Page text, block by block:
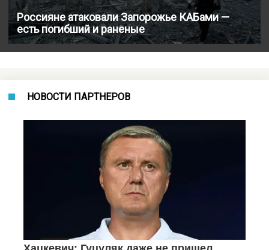
Россияне атаковали Запорожье КАБами —
есть погибший и раненые
НОВОСТИ ПАРТНЕРОВ